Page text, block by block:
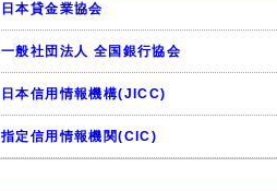
日本貸金業協会
一般社団法人 全国銀行協会
日本信用情報機構(JICC)
指定信用情報機関(CIC)